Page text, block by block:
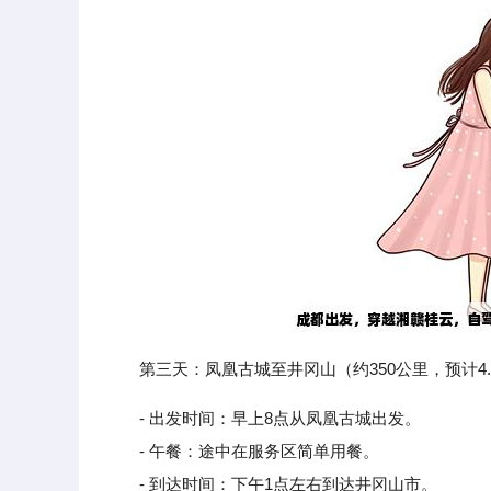
第三天：凤凰古城至井冈山（约350公里，预计
- 出发时间：早上8点从凤凰古城出发。
- 午餐：途中在服务区简单用餐。
- 到达时间：下午1点左右到达井冈山市。